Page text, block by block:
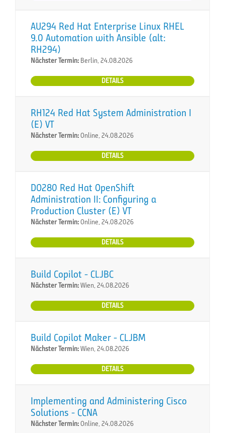
AU294 Red Hat Enterprise Linux RHEL
9.0 Automation with Ansible (alt:
RH294)
Nächster Termin: Berlin, 24.08.2026
DETAILS
RH124 Red Hat System Administration I
(E) VT
Nächster Termin:Online, 24.08.2026
DETAILS
DO280 Red Hat OpenShift
Administration II: Configuring a
Production Cluster (E) VT
Nächster Termin:Online, 24.08.2026
DETAILS
Build Copilot - CLJBC
Nächster Termin:Wien, 24.08.2026
DETAILS
Build Copilot Maker - CLJBM
Nächster Termin:Wien, 24.08.2026
DETAILS
Implementing and Administering Cisco
Solutions - CCNA
Nächster Termin:Online, 24.08.2026